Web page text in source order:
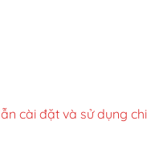
cài đặt và sử dụng chi